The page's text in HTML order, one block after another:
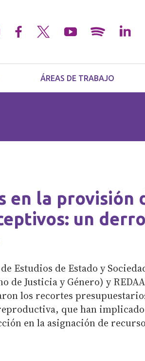
ÁREAS DE TRABAJO
en la provisión
un
Estudios de Estado y
de Justicia y Género) y
los recortes
que han
en la asignación de